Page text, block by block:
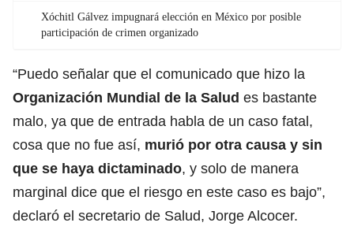
Xóchitl Gálvez impugnará elección en México por posible
participación de crimen organizado
“Puedo señalar que el comunicado que hizo la
Organización Mundial de la Salud es bastante
malo, ya que de entrada habla de un caso fatal,
cosa que no fue así, murió por otra causa y sin
que se haya dictaminado, y solo de manera
marginal dice que el riesgo en este caso es bajo”,
declaró el secretario de Salud, Jorge Alcocer.